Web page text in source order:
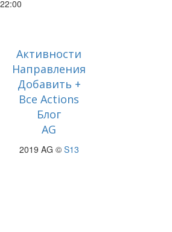
Активности
Направления
Добавить +
Все Actions
Блог
AG
2019 AG © S13